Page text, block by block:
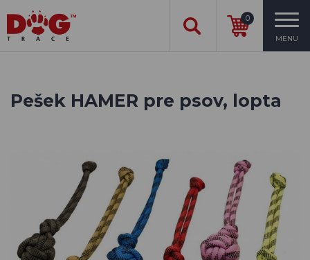
0
MENU
Pešek HAMER pre psov, lopta